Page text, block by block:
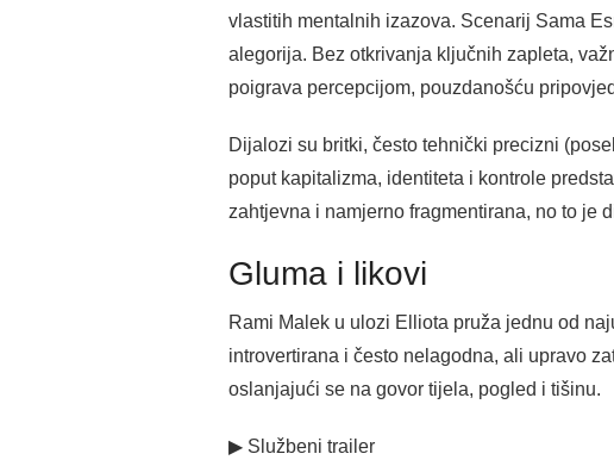
vlastitih mentalnih izazova. Scenarij Sama
alegorija. Bez otkrivanja ključnih zapleta,
poigrava percepcijom, pouzdanošću
Dijalozi su britki, često tehnički precizni
poput kapitalizma, identiteta i kontrole
zahtjevna i namjerno fragmentirana, no to je
Gluma i likovi
Rami Malek u ulozi Elliota pruža jednu od
introvertirana i često nelagodna, ali upravo
oslanjajući se na govor tijela, pogled i tišinu.
▶ Službeni trailer